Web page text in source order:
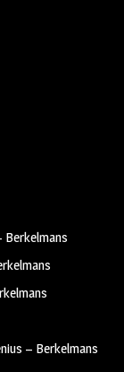
Berkelmans
– Berkelmans